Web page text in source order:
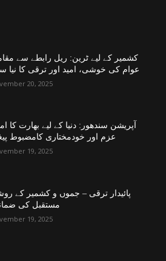
کشمیر کے لیے ٹرین: ریل رابطے سے
عوام کی خوشی، امید اور ترقی کا نیا
20, 2025
آپریشن سندھور: دنیا کے لیے بھارت کا
عزم اور خودمختاری کامضبوط
19, 2025
پائیدار ترقی – جموں و کشمیر کے
مستقبل کی
19, 2025